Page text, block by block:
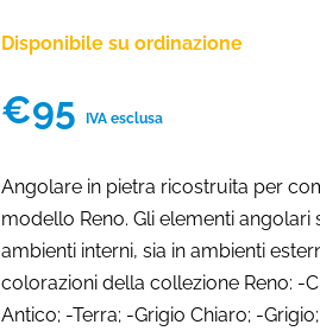
Disponibile su ordinazione
€95 IVA esclusa
Angolare in pietra ricostruita per
modello Reno. Gli elementi angolari
ambienti interni, sia in ambienti
colorazioni della collezione Reno: -
Antico; -Terra; -Grigio Chiaro; -